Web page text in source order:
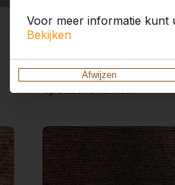
Voor meer informatie kunt
Bekijken
Afwijzen
Voetvolleybaltafels --
Voetvolleybal is een
voetbal. Ideaal op een
openbare ruimte.